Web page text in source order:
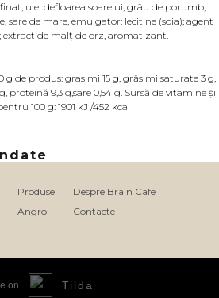
ulei defloarea soarelui, grâu de porumb,
sare de mare, emulgator: lecitine (soia); agent
extract de malț de orz, aromatizant.
g de produs: grasimi 15 g, grăsimi saturate 3 g,
proteină 9,3 g,sare 0,54 g. Sursă de vitamine și
100 g: 1901 kJ /452 kcal
Angro Contacte
Produse Despre Brain Cafe
on Tilda